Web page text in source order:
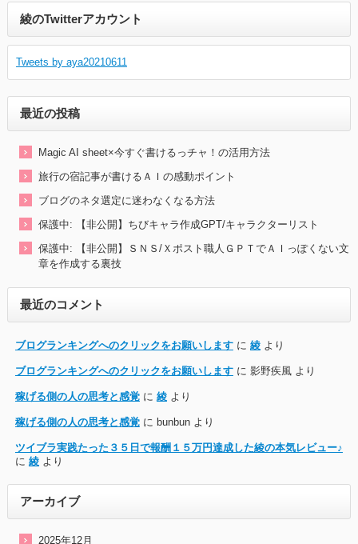
綾のTwitterアカウント
Tweets by aya20210611
最近の投稿
Magic AI sheet×今すぐ書けるっチャ！の活用方法
旅行の宿記事が書けるＡＩの感動ポイント
ブログのネタ選定に迷わなくなる方法
保護中: 【非公開】ちびキャラ作成GPT/キャラクターリスト
保護中: 【非公開】ＳＮＳ/Ｘポスト職人ＧＰＴでＡＩっぽくない文
章を作成する裏技
最近のコメント
ブログランキングへのクリックをお願いしますに 綾より
ブログランキングへのクリックをお願いしますに 影野疾風より
稼げる側の人の思考と感覚に 綾より
稼げる側の人の思考と感覚に bunbunより
ツイブラ実践たった３５日で報酬１５万円達成した綾の本気レビュー♪
に 綾より
アーカイブ
2025年12月